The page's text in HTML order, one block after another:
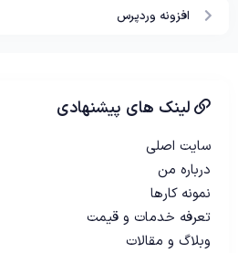
افزونه وردپرس
لینک های پیشنهادی
سایت اصلی
درباره من
نمونه کارها
تعرفه خدمات و قیمت
وبلاگ و مقالات